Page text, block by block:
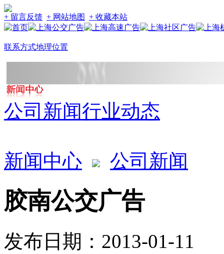
+ 留言反馈 + 网站地图 + 收藏本站
联系方式地理位置
公司新闻行业动态
新闻中心 公司新闻
胶南公交广告
发布日期：2013-01-11